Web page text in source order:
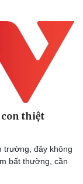
Công
Sành
thiệt
trường, đây không
bất thường, cần